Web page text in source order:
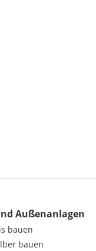
Außenanlagen
bauen
bauen